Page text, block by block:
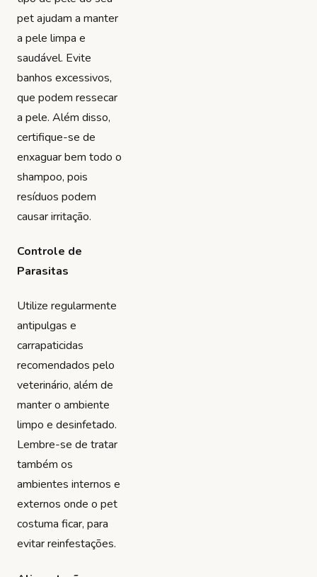
pet ajudam a manter
a pele limpa e
saudável. Evite
banhos excessivos,
que podem ressecar
a pele. Além disso,
certifique-se de
enxaguar bem todo o
shampoo, pois
resíduos podem
causar irritação.
Controle de
Parasitas
Utilize regularmente
antipulgas e
carrapaticidas
recomendados pelo
veterinário, além de
manter o ambiente
limpo e desinfetado.
Lembre-se de tratar
também os
ambientes internos e
externos onde o pet
costuma ficar, para
evitar reinfestações.